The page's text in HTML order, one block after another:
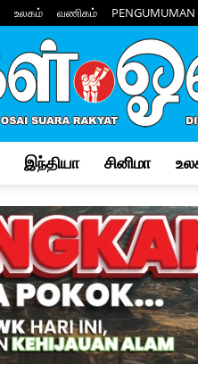
உலகம் வணிகம் PENGUMUMAN
Osai
இந்தியா சினிமா